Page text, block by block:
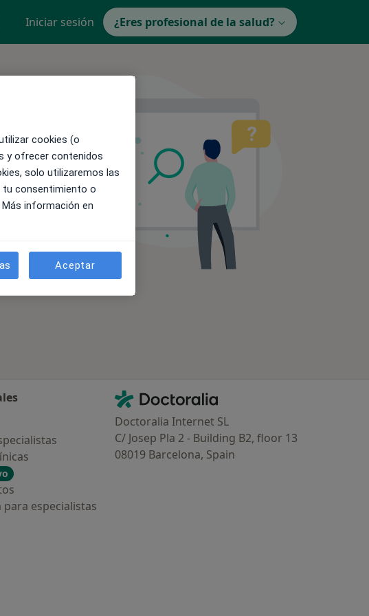
Iniciar sesión ¿Eres profesional de la salud?
especialistas
Contacto
Doctoralia - Página de inicio
Doctoralia Internet SL
C/ Josep Pla 2 - Building B2, floor 13
08019 Barcelona, Spain
cookies (o
y ofrecer contenidos
solo utilizaremos las
tu consentimiento o
información en
Aceptar